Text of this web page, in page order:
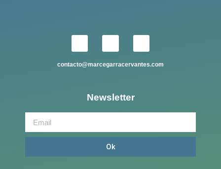
contacto@marcegarracervantes.com
Newsletter
Ok